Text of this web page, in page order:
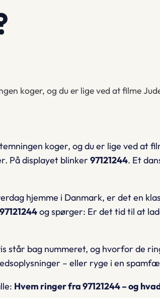
koger, og du er lige ved at filme
koger, og du er lige ved at
På displayet blinker 97121244. Et
hjemme i Danmark, er det en
97121244og spørger: Er det tid til at
står bag nummeret, og hvorfor de
– eller ryge i en
Hvem ringer fra 97121244 – og